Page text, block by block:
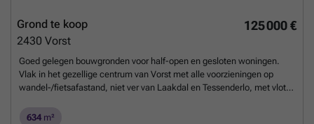
125 000 €
Grond te koop
2430 Vorst
Goed gelegen bouwgronden voor half-open en gesloten woningen.
Vlak in het gezellige centrum van Vorst met alle voorzieningen op
wandel-/fietsafastand, niet ver van Laakdal en Tessenderlo, met vlotte
ons voor meer info, de verkavelingsvoorschriften en plannen via ###
634 m²